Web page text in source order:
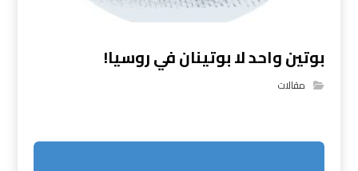
بوتين واحد لا بوتينان في روسيا!
مقالات